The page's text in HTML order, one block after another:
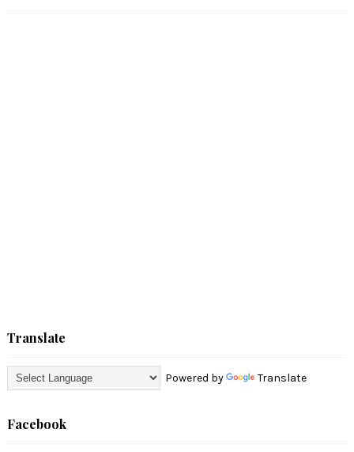
Translate
Powered by Translate
Facebook